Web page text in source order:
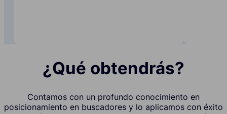
¿Qué obtendrás?
Contamos con un profundo conocimiento en
posicionamiento en buscadores y lo aplicamos con éxito